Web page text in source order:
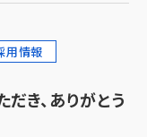
用情報
き、ありがとう